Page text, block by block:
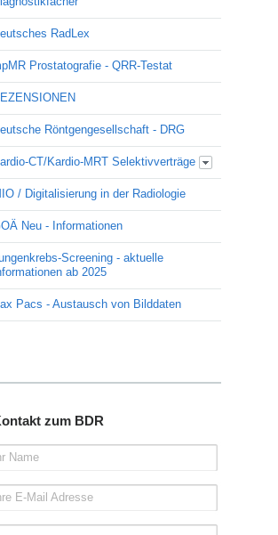
RadLex
Prostatografie - QRR-Testat
Röntgengesellschaft - DRG
CT/Kardio-MRT Selektivverträge
/ Digitalisierung in der Radiologie
Neu - Informationen
Screening - aktuelle
ab 2025
Pacs - Austausch von Bilddaten
zum BDR
Name
E-Mail Adresse